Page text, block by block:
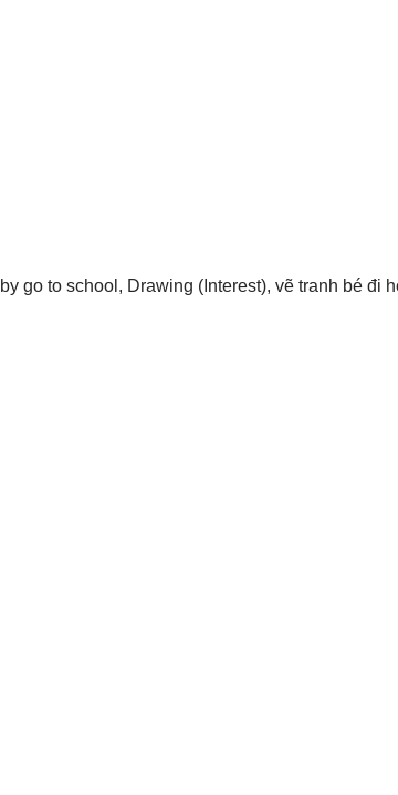
go to school, Drawing (Interest), vẽ tranh bé đi